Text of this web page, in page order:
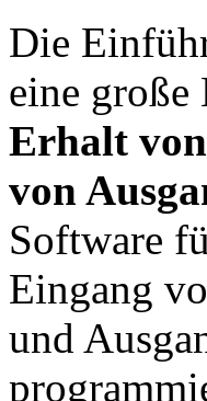
Die
eine große
Erhalt
von
Software
Eingang
und